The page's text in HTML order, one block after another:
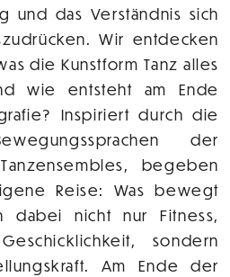
und das Verständnis sich
Wir entdecken
die Kunstform Tanz alles
wie entsteht am Ende
Inspiriert durch die
der
begeben
Reise: Was bewegt
dabei nicht nur Fitness,
sondern
Am Ende der